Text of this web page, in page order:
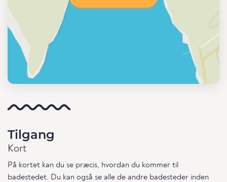
Tilgang
Kort
På kortet kan du se præcis, hvordan du kommer til
badestedet. Du kan også se alle de andre badesteder inden